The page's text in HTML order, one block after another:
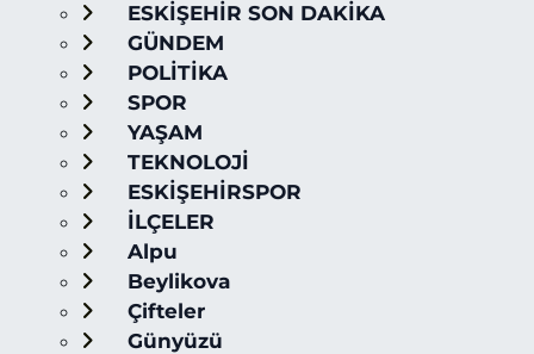
ESKİŞEHİR SON DAKİKA
GÜNDEM
POLİTİKA
SPOR
YAŞAM
TEKNOLOJİ
ESKİŞEHİRSPOR
İLÇELER
Alpu
Beylikova
Çifteler
Günyüzü